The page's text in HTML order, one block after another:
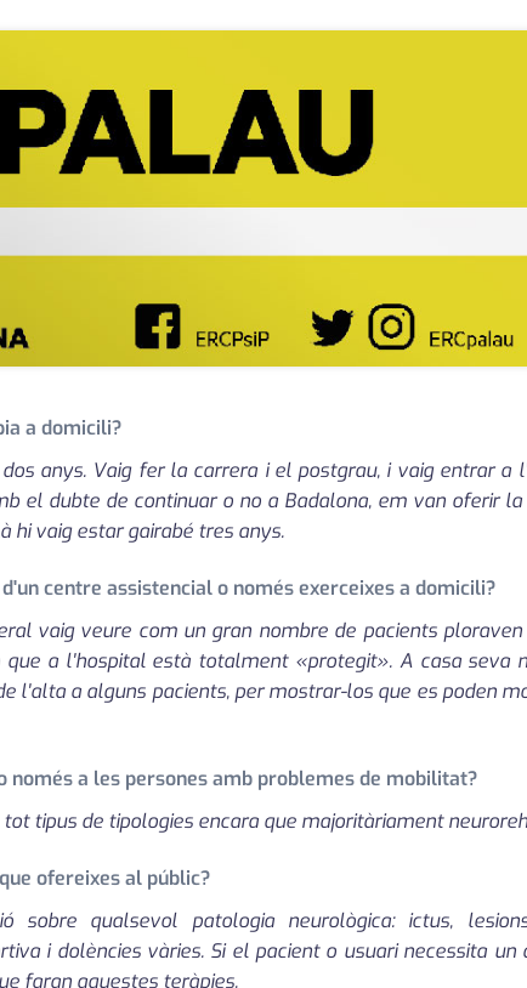
a domicili?
anys. Vaig fer la carrera i el postgrau, i vaig entrar
el dubte de continuar o no a Badalona, em van oferir
hi vaig estar gairabé tres anys.
centre assistencial o només exerceixes a domicili?
vaig veure com un gran nombre de pacients
a l'hospital està totalment «protegit». A casa seva
l'alta a alguns pacients, per mostrar-los que es poden
només a les persones amb problemes de mobilitat?
tipus de tipologies encara que majoritàriament
ofereixes al públic?
sobre qualsevol patologia neurològica: ictus,
i dolències vàries. Si el pacient o usuari necessita
faran aquestes teràpies.